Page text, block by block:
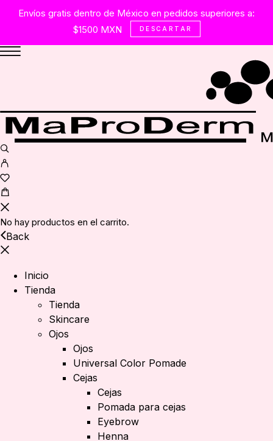
Envíos gratis dentro de México en pedidos superiores a:
$1500 MXN
DESCARTAR
No hay productos en el carrito.
Back
Inicio
Tienda
Tienda
Skincare
Ojos
Ojos
Universal Color Pomade
Cejas
Cejas
Pomada para cejas
Eyebrow
Henna